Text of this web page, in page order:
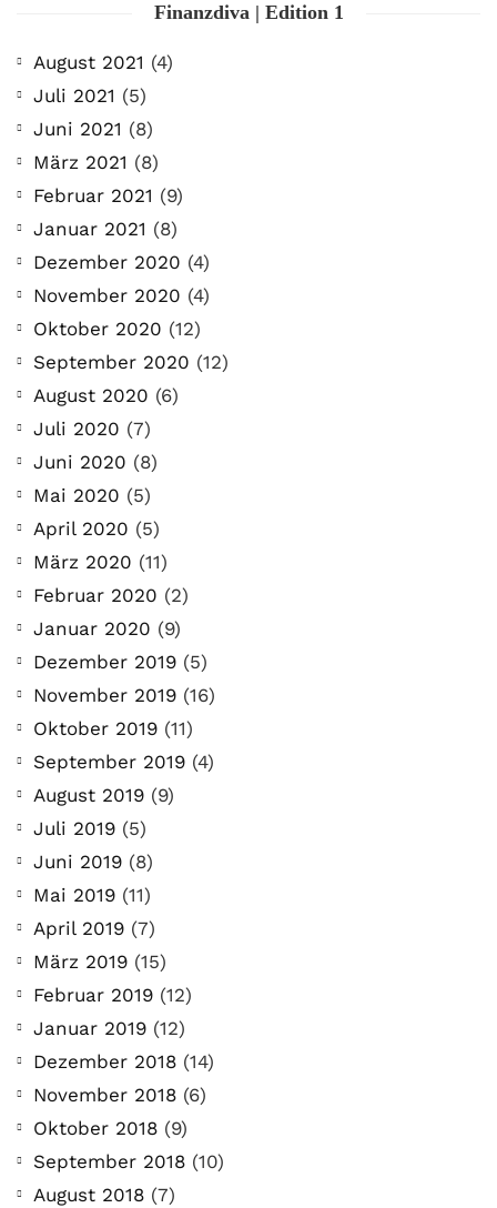
Finanzdiva | Edition 1
August 2021 (4)
Juli 2021 (5)
Juni 2021 (8)
März 2021 (8)
Februar 2021 (9)
Januar 2021 (8)
Dezember 2020 (4)
November 2020 (4)
Oktober 2020 (12)
September 2020 (12)
August 2020 (6)
Juli 2020 (7)
Juni 2020 (8)
Mai 2020 (5)
April 2020 (5)
März 2020 (11)
Februar 2020 (2)
Januar 2020 (9)
Dezember 2019 (5)
November 2019 (16)
Oktober 2019 (11)
September 2019 (4)
August 2019 (9)
Juli 2019 (5)
Juni 2019 (8)
Mai 2019 (11)
April 2019 (7)
März 2019 (15)
Februar 2019 (12)
Januar 2019 (12)
Dezember 2018 (14)
November 2018 (6)
Oktober 2018 (9)
September 2018 (10)
August 2018 (7)